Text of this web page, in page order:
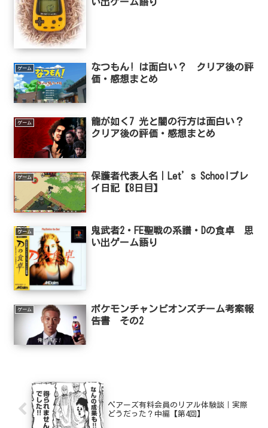
ゲーム
なつもん! は面白い？ クリア後の評
価・感想まとめ
ゲーム
龍が如く7 光と闇の行方は面白い？
クリア後の評価・感想まとめ
ゲーム
保護者代表人名｜Let’s Schoolプレ
イ日記【8日目】
ゲーム
鬼武者2・FE聖戦の系譜・Dの食卓 思
い出ゲーム語り
ゲーム
ポケモンチャンピオンズチーム考案報
告書 その2
ペアーズ有料会員のリアル体験談｜実際
どうだった？中編【第4回】